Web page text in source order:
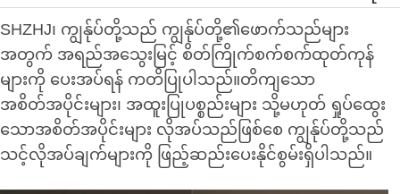
SHZHJ၊ ကျွန်ုပ်တို့သည် ကျွန်ုပ်တို့၏ဖောက်သည်များ
အတွက် အရည်အသွေးမြင့် စိတ်ကြိုက်စက်စက်ထုတ်ကုန်
များကို ပေးအပ်ရန် ကတိပြုပါသည်။တိကျသော
အစိတ်အပိုင်းများ၊ အထူးပြုပစ္စည်းများ သို့မဟုတ် ရှုပ်ထွေး
သောအစိတ်အပိုင်းများ လိုအပ်သည်ဖြစ်စေ ကျွန်ုပ်တို့သည်
သင့်လိုအပ်ချက်များကို ဖြည့်ဆည်းပေးနိုင်စွမ်းရှိပါသည်။